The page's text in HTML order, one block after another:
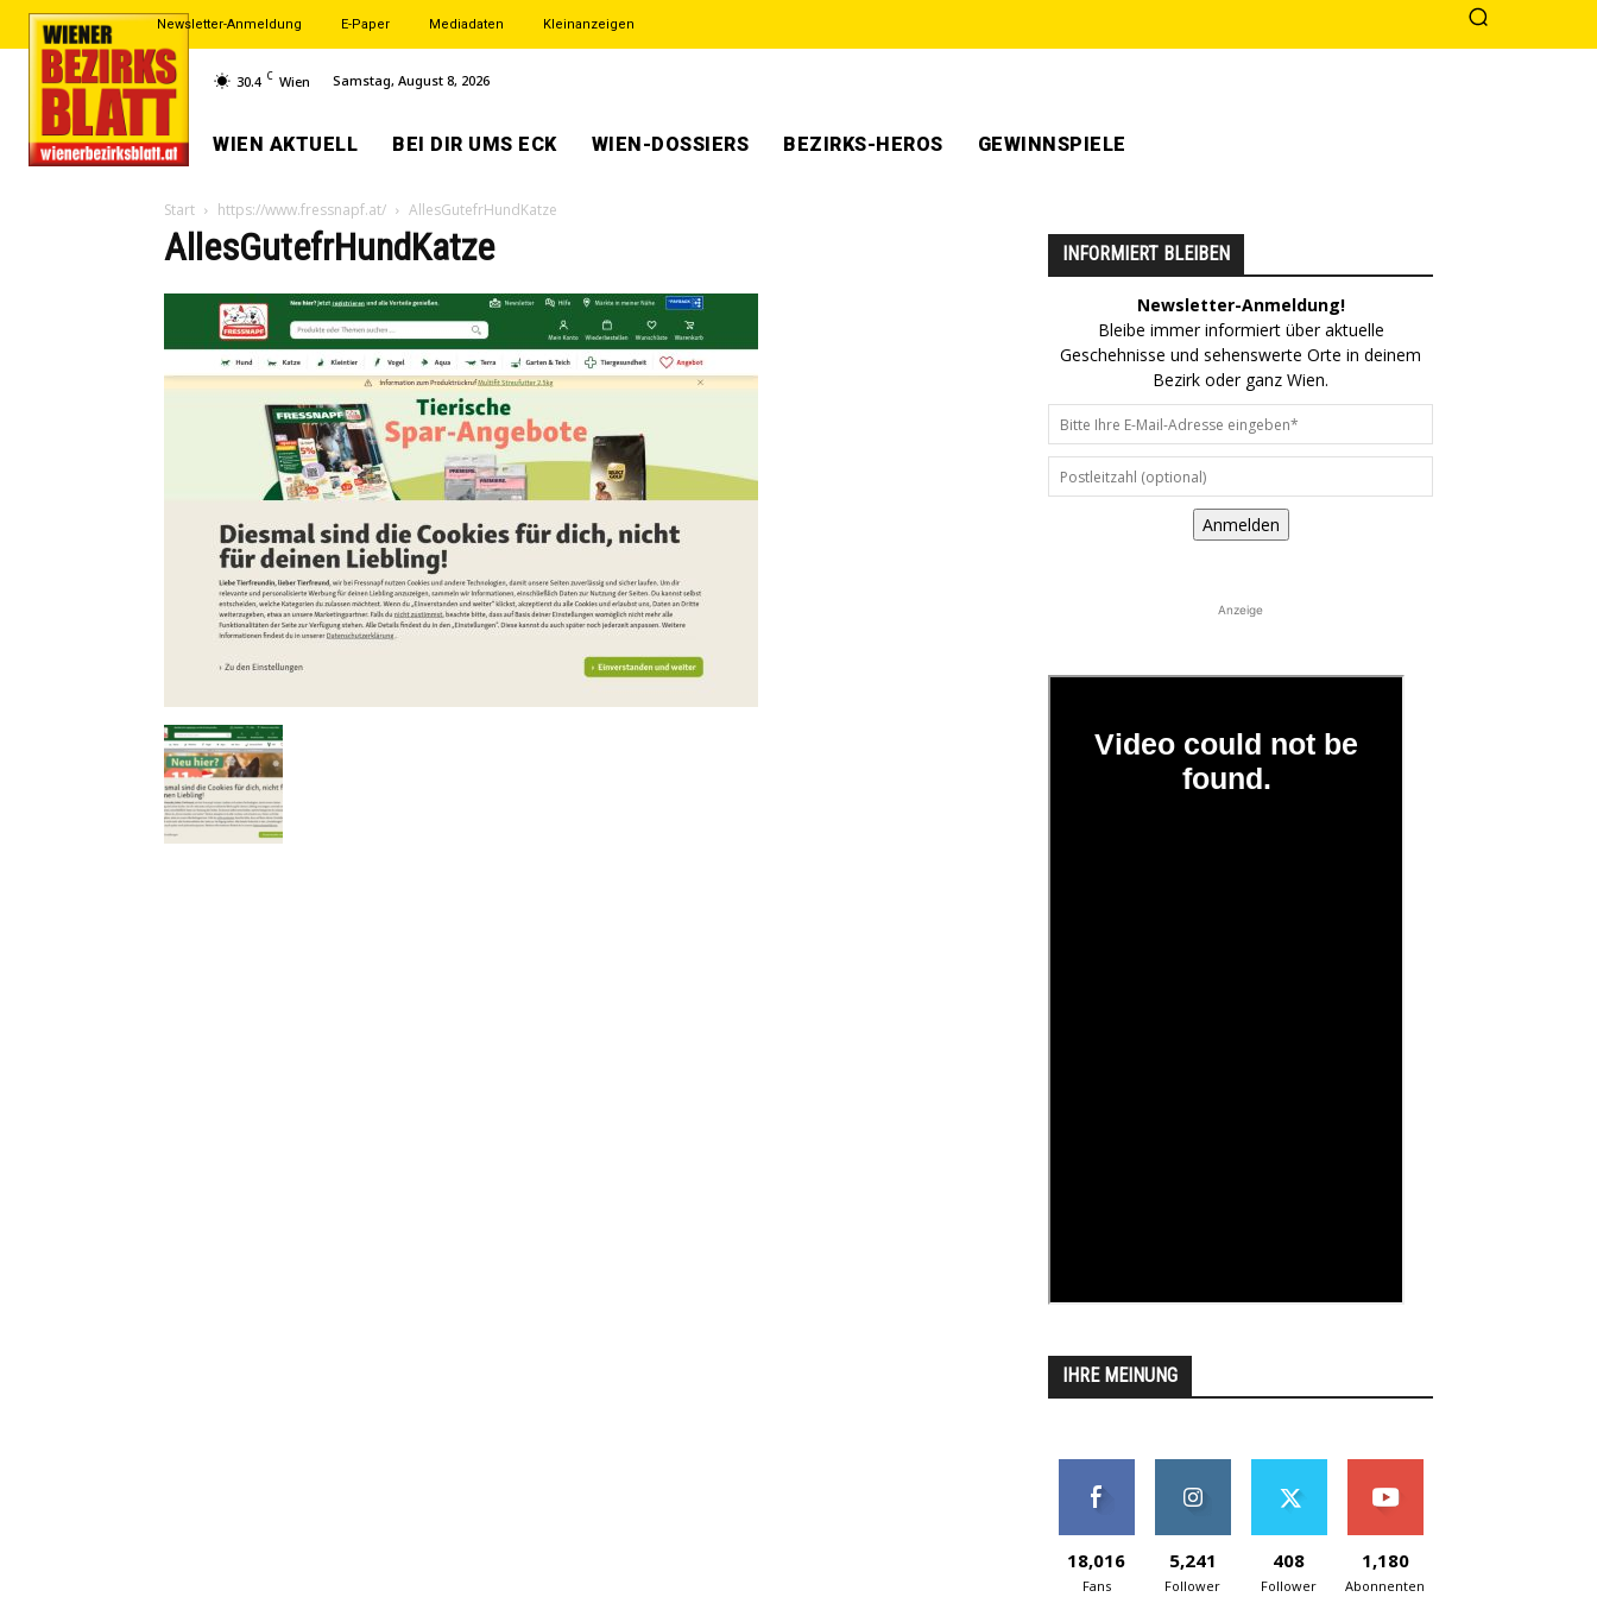
Newsletter-Anmeldung E-Paper Mediadaten Kleinanzeigen
30.4 C Wien Samstag, August 8, 2026
WIEN AKTUELL BEI DIR UMS ECK WIEN-DOSSIERS BEZIRKS-HEROS GEWINNSPIELE
Start https://www.fressnapf.at/ AllesGutefrHundKatze
AllesGutefrHundKatze INFORMIERT BLEIBEN
Newsletter-Anmeldung!
Bleibe immer informiert über aktuelle
Geschehnisse und sehenswerte Orte in deinem
Bezirk oder ganz Wien.
Anmelden
Anzeige
IHRE MEINUNG
18,016
Fans
5,241
Follower
408
Follower
1,180
Abonnenten